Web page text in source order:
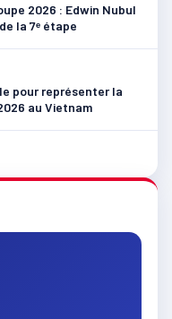
2026 : Edwin Nubul
la 7ᵉ étape
pour représenter la
au Vietnam